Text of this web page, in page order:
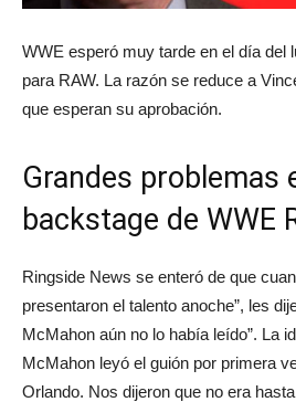
WWE esperó muy tarde en el día del
para RAW. La razón se reduce a
que esperan su aprobación.
Grandes problemas
backstage de WWE
Ringside News se enteró de que
presentaron el talento anoche”, les
McMahon aún no lo había leído”. La
McMahon leyó el guión por primera
Orlando. Nos dijeron que no era